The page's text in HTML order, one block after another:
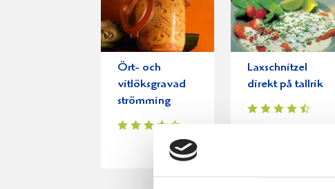
Ört- och
vitlöksgravad
strömming
Laxschnitzel
direkt på tallrik